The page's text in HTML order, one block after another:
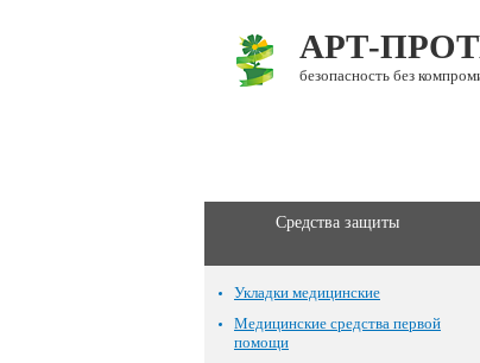
АРТ-
безопасность без
Средства защиты
Укладки медицинские
Медицинские средства первой
помощи